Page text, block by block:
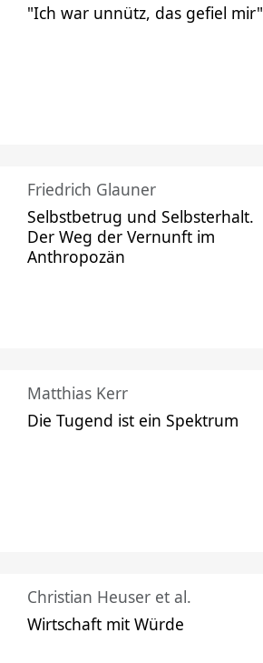
"Ich war unnütz, das gefiel mir"
Friedrich Glauner
Selbstbetrug und Selbsterhalt.
Der Weg der Vernunft im
Anthropozän
Matthias Kerr
Die Tugend ist ein Spektrum
Christian Heuser et al.
Wirtschaft mit Würde